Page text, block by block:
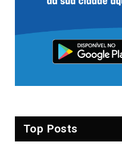
Top Posts